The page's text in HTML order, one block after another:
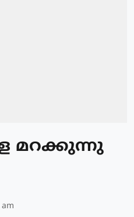
മറക്കുന്നു
am